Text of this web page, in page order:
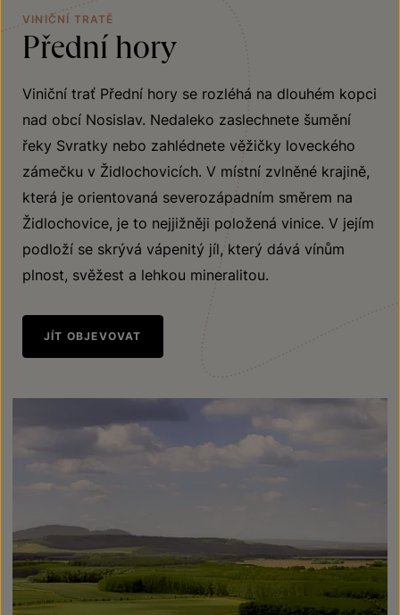
VINIČNÍ TRATĚ
Přední hory
Viniční trať Přední hory se rozléhá na dlouhém kopci
nad obcí Nosislav. Nedaleko zaslechnete šumění
řeky Svratky nebo zahlédnete věžičky loveckého
zámečku v Židlochovicích. V místní zvlněné krajině,
která je orientovaná severozápadním směrem na
Židlochovice, je to nejjižněji položená vinice. V jejím
podloží se skrývá vápenitý jíl, který dává vínům
plnost, svěžest a lehkou mineralitou.
JÍT OBJEVOVAT